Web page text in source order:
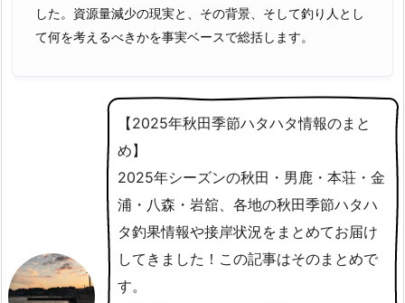
した。資源量減少の現実と、その背景、そして釣り人とし
て何を考えるべきかを事実ベースで総括します。
【2025年秋田季節ハタハタ情報のまと
め】
2025年シーズンの秋田・男鹿・本荘・金
浦・八森・岩舘、各地の秋田季節ハタハ
タ釣果情報や接岸状況をまとめてお届け
してきました！この記事はそのまとめで
す。